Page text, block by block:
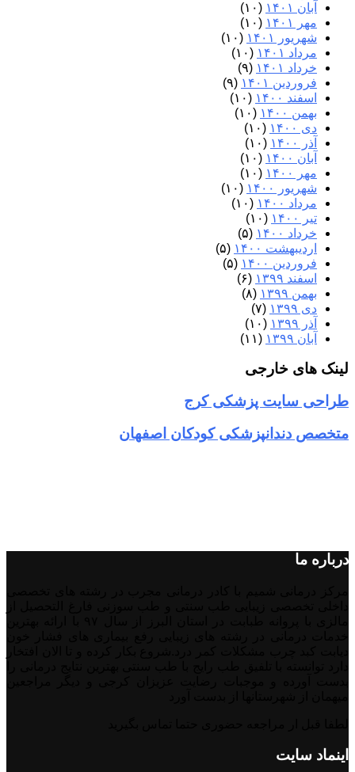
آبان ۱۴۰۱
(۱۰)
مهر ۱۴۰۱
(۱۰)
شهریور ۱۴۰۱
(۱۰)
مرداد ۱۴۰۱
(۱۰)
خرداد ۱۴۰۱
(۹)
فروردین ۱۴۰۱
(۹)
اسفند ۱۴۰۰
(۱۰)
بهمن ۱۴۰۰
(۱۰)
دی ۱۴۰۰
(۱۰)
آذر ۱۴۰۰
(۱۰)
آبان ۱۴۰۰
(۱۰)
مهر ۱۴۰۰
(۱۰)
شهریور ۱۴۰۰
(۱۰)
مرداد ۱۴۰۰
(۱۰)
تیر ۱۴۰۰
(۱۰)
خرداد ۱۴۰۰
(۵)
اردیبهشت ۱۴۰۰
(۵)
فروردین ۱۴۰۰
(۵)
اسفند ۱۳۹۹
(۶)
بهمن ۱۳۹۹
(۸)
دی ۱۳۹۹
(۷)
آذر ۱۳۹۹
(۱۰)
آبان ۱۳۹۹
(۱۱)
لینک های خارجی
طراحی سایت پزشکی کرج
متخصص دندانپزشکی کودکان اصفهان
درباره ما
اینماد سایت